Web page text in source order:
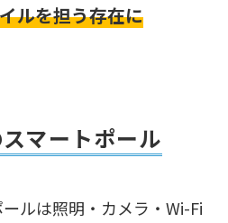
ルを担う存在に
マートポール
ルは照明・カメラ・Wi-Fi